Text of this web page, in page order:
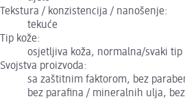
Tekstura / konzistencija / nanošenje:
tekuće
Tip kože:
osjetljiva koža, normalna/svaki tip
Svojstva proizvoda:
sa zaštitnim faktorom, bez
bez parafina / mineralnih ulja,